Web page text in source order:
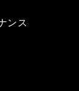
ンス